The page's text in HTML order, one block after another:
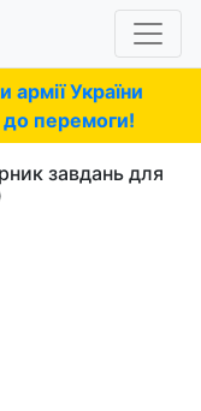
України
перемоги!
завдань для